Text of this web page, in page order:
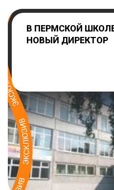
В ПЕРМСКОЙ
НОВЫЙ ДИРЕКТОР